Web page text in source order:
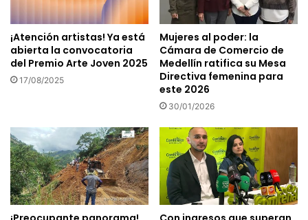
¡Atención artistas! Ya está
abierta la convocatoria
del Premio Arte Joven 2025
17/08/2025
Mujeres al poder: la
Cámara de Comercio de
Medellín ratifica su Mesa
Directiva femenina para
este 2026
30/01/2026